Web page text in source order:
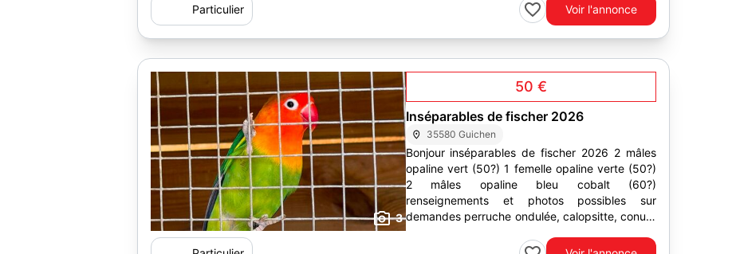
Particulier Voir l'annonce
3
50 €
Inséparables de fischer 2026
35580 Guichen
Bonjour inséparables de fischer 2026 2 mâles
opaline vert (50?) 1 femelle opaline verte (50?)
2 mâles opaline bleu cobalt (60?)
renseignements et photos possibles sur
demandes perruche ondulée, calopsitte, conure